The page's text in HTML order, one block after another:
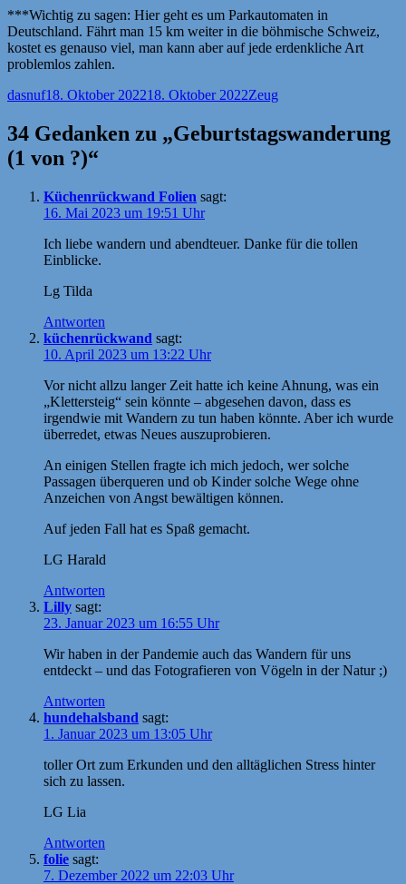
***Wichtig zu sagen: Hier geht es um Parkautomaten in
Deutschland. Fährt man 15 km weiter in die böhmische Schweiz,
kostet es genauso viel, man kann aber auf jede erdenkliche Art
problemlos zahlen.
Autor
dasnufVeröffentlicht
18. Oktober 202218. Oktober 2022Kategorien
Zeug
34 Gedanken zu „Geburtstagswanderung
(1 von ?)“
Küchenrückwand Folien sagt:
16. Mai 2023 um 19:51 Uhr
Ich liebe wandern und abendteuer. Danke für die tollen
Einblicke.
Lg Tilda
Antworten
küchenrückwand sagt:
10. April 2023 um 13:22 Uhr
Vor nicht allzu langer Zeit hatte ich keine Ahnung, was ein
„Klettersteig“ sein könnte – abgesehen davon, dass es
irgendwie mit Wandern zu tun haben könnte. Aber ich wurde
überredet, etwas Neues auszuprobieren.
An einigen Stellen fragte ich mich jedoch, wer solche
Passagen überqueren und ob Kinder solche Wege ohne
Anzeichen von Angst bewältigen können.
Auf jeden Fall hat es Spaß gemacht.
LG Harald
Antworten
Lilly sagt:
23. Januar 2023 um 16:55 Uhr
Wir haben in der Pandemie auch das Wandern für uns
entdeckt – und das Fotografieren von Vögeln in der Natur ;)
Antworten
hundehalsband sagt:
1. Januar 2023 um 13:05 Uhr
toller Ort zum Erkunden und den alltäglichen Stress hinter
sich zu lassen.
LG Lia
Antworten
folie sagt:
7. Dezember 2022 um 22:03 Uhr